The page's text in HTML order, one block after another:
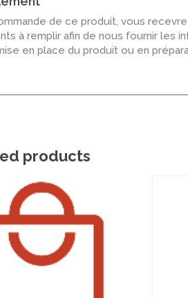
de ce produit, vous
à remplir afin de nous fournir les
en place du produit ou en
products